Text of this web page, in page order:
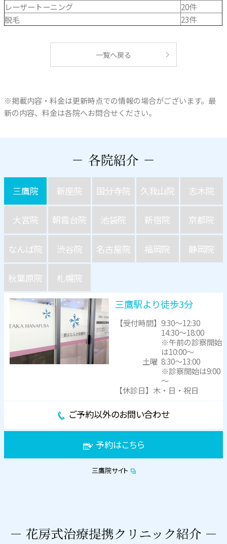
レーザートーニング
20件
脱毛
23件
一覧へ戻る
※掲載内容・料金は更新時点での情報の場合がございます。最
新の内容、料金は各院へお問合せください。
三鷹院 新座院 国分寺院 久我山院 志木院
大宮院 朝霞台院 池袋院 新宿院 京都院
なんば院 渋谷院 名古屋院 福岡院 静岡院
秋葉原院 札幌院
三鷹駅より徒歩3分
【受付時間】9:30～12:30
14:30～18:00
※午前の診察開始
は10:00～
土曜 8:30～13:00
※診察開始は9:00
～
【休診日】木・日・祝日
ご予約以外のお問い合わせ
予約はこちら
三鷹院サイト